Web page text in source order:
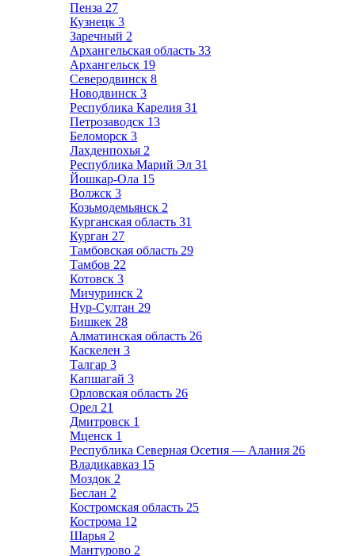
Пенза 27
Кузнецк 3
Заречный 2
Архангельская область 33
Архангельск 19
Северодвинск 8
Новодвинск 3
Республика Карелия 31
Петрозаводск 13
Беломорск 3
Лахденпохья 2
Республика Марий Эл 31
Йошкар-Ола 15
Волжск 3
Козьмодемьянск 2
Курганская область 31
Курган 27
Тамбовская область 29
Тамбов 22
Котовск 3
Мичуринск 2
Нур-Султан 29
Бишкек 28
Алматинская область 26
Каскелен 3
Талгар 3
Капшагай 3
Орловская область 26
Орел 21
Дмитровск 1
Мценск 1
Республика Северная Осетия — Алания 26
Владикавказ 15
Моздок 2
Беслан 2
Костромская область 25
Кострома 12
Шарья 2
Мантурово 2